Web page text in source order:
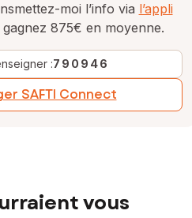
moi l’info via l’appli
gagnez 875€ en moyenne.
:790946
SAFTI Connect
vous